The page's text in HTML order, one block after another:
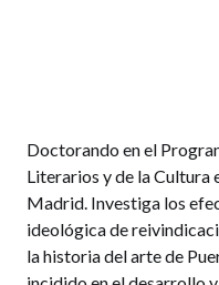
Doctorando en el
Literarios y de la Cultura
Madrid. Investiga los
ideológica de
la historia del arte de